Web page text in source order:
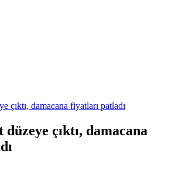
çıktı, damacana